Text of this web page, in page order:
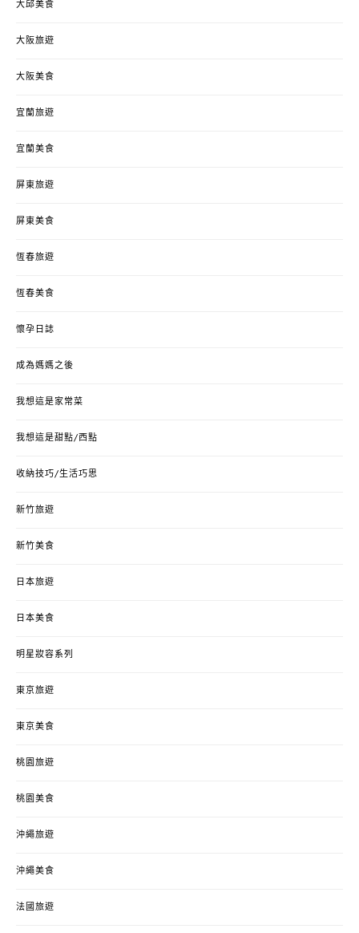
大邱美食
大阪旅遊
大阪美食
宜蘭旅遊
宜蘭美食
屏東旅遊
屏東美食
恆春旅遊
恆春美食
懷孕日誌
成為媽媽之後
我想這是家常菜
我想這是甜點/西點
收納技巧/生活巧思
新竹旅遊
新竹美食
日本旅遊
日本美食
明星妝容系列
東京旅遊
東京美食
桃園旅遊
桃園美食
沖繩旅遊
沖繩美食
法國旅遊